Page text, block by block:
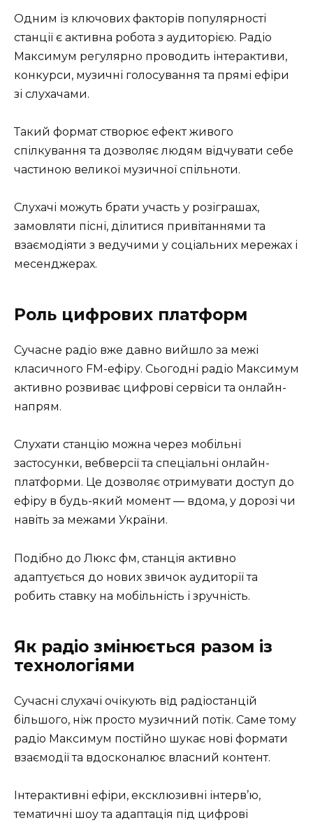
Одним із ключових факторів популярності
станції є активна робота з аудиторією. Радіо
Максимум регулярно проводить інтерактиви,
конкурси, музичні голосування та прямі ефіри
зі слухачами.
Такий формат створює ефект живого
спілкування та дозволяє людям відчувати себе
частиною великої музичної спільноти.
Слухачі можуть брати участь у розіграшах,
замовляти пісні, ділитися привітаннями та
взаємодіяти з ведучими у соціальних мережах і
месенджерах.
Роль цифрових платформ
Сучасне радіо вже давно вийшло за межі
класичного FM-ефіру. Сьогодні радіо Максимум
активно розвиває цифрові сервіси та онлайн-
напрям.
Слухати станцію можна через мобільні
застосунки, вебверсії та спеціальні онлайн-
платформи. Це дозволяє отримувати доступ до
ефіру в будь-який момент — вдома, у дорозі чи
навіть за межами України.
Подібно до Люкс фм, станція активно
адаптується до нових звичок аудиторії та
робить ставку на мобільність і зручність.
Як радіо змінюється разом із
технологіями
Сучасні слухачі очікують від радіостанцій
більшого, ніж просто музичний потік. Саме тому
радіо Максимум постійно шукає нові формати
взаємодії та вдосконалює власний контент.
Інтерактивні ефіри, ексклюзивні інтерв’ю,
тематичні шоу та адаптація під цифрові